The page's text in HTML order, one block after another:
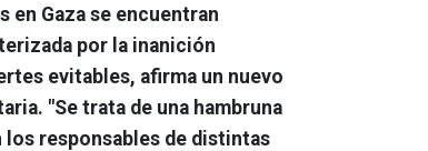
en Gaza se encuentran
por la inanición
evitables, afirma un nuevo
"Se trata de una hambruna
responsables de distintas